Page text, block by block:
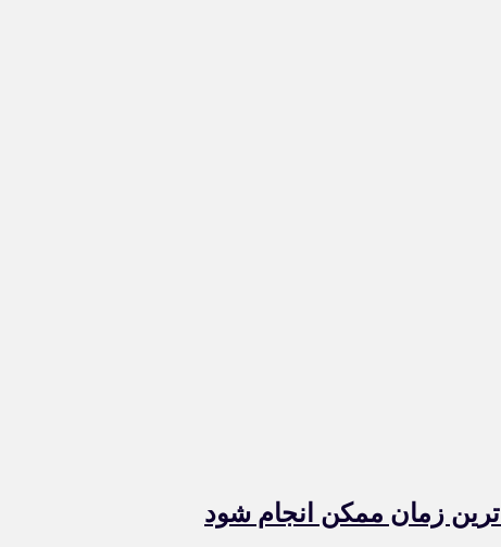
زمان ممکن انجام شود